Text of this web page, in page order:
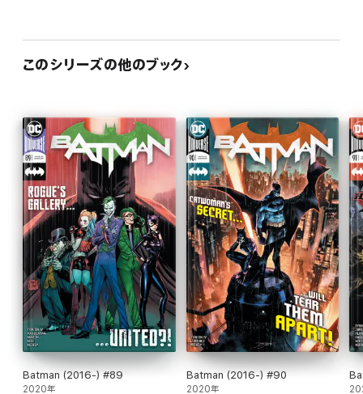
このシリーズの他のブック
Batman (2016-) #89
2020年
Batman (2016-) #90
2020年